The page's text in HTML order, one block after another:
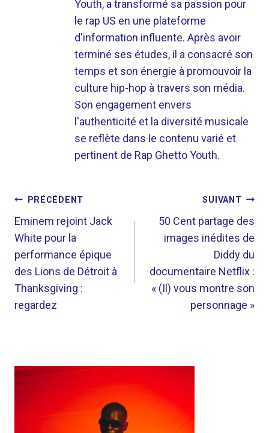
Youth, a transformé sa passion pour
le rap US en une plateforme
d'information influente. Après avoir
terminé ses études, il a consacré son
temps et son énergie à promouvoir la
culture hip-hop à travers son média.
Son engagement envers
l'authenticité et la diversité musicale
se reflète dans le contenu varié et
pertinent de Rap Ghetto Youth.
NAVIGATION
DE
L’ARTICLE
PRÉCÉDENT
Eminem rejoint Jack
White pour la
performance épique
des Lions de Détroit à
Thanksgiving :
regardez
SUIVANT
50 Cent partage des
images inédites de
Diddy du
documentaire Netflix :
« (Il) vous montre son
personnage »